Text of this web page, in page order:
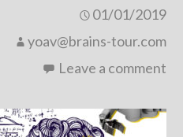
01/01/2019
yoav@brains-tour.com
Leave a comment